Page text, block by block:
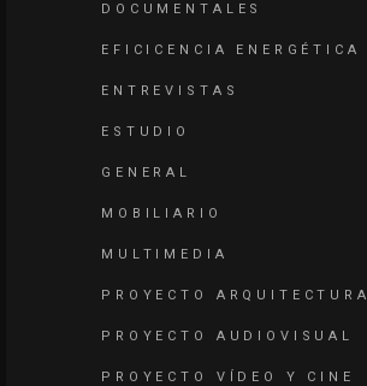
DOCUMENTALES
EFICICENCIA ENERGÉTICA
ENTREVISTAS
ESTUDIO
GENERAL
MOBILIARIO
MULTIMEDIA
PROYECTO ARQUITECTURA
PROYECTO AUDIOVISUAL
PROYECTO VÍDEO Y CINE